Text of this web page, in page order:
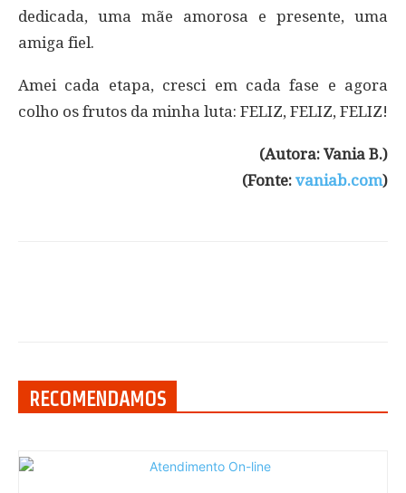
dedicada, uma mãe amorosa e presente, uma
amiga fiel.
Amei cada etapa, cresci em cada fase e agora
colho os frutos da minha luta: FELIZ, FELIZ, FELIZ!
(Autora: Vania B.)
(Fonte: vaniab.com)
RECOMENDAMOS